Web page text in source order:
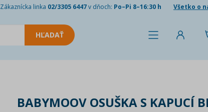
Zákaznícka linka 02/3305 6447v dňoch: Po–Pi 8–16:30 h Všetko o
BABYMOOV OSUŠKA S KAPUCÍ